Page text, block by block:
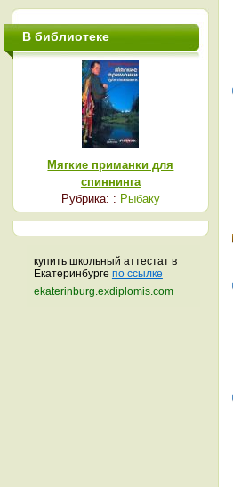
В библиотеке
Мягкие приманки для
спиннинга
Рубрика: : Рыбаку
купить школьный аттестат в
Екатеринбурге по ссылке
ekaterinburg.exdiplomis.com